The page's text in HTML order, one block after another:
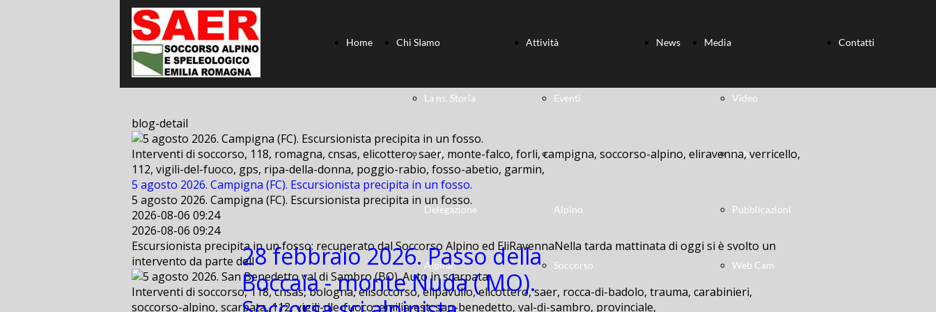
Home Chi SIamo
La ns. Storia
XXV
Delegazione
Alpina
Attività
Eventi
Soccorso
Alpino
Soccorso
News Media
Video
Foto
Pubblicazioni
Web Cam
Contatti
blog-detail
Interventi di soccorso, 118, romagna, cnsas, elicottero, saer, monte-falco, forli, campigna, soccorso-alpino, eliravenna, verricello,
112, vigili-del-fuoco, gps, ripa-della-donna, poggio-rabio, fosso-abetio, garmin,
5 agosto 2026. Campigna (FC). Escursionista precipita in un fosso.
5 agosto 2026. Campigna (FC). Escursionista precipita in un fosso.
2026-08-06 09:24
2026-08-06 09:24
Escursionista precipita in un fosso: recuperato dal Soccorso Alpino ed EliRavennaNella tarda mattinata di oggi si è svolto un
intervento da parte dell
Interventi di soccorso, 118, cnsas, bologna, elisoccorso, elipavullo, elicottero, saer, rocca-di-badolo, trauma, carabinieri,
soccorso-alpino, scarpata, 112, vigili-dle-fuoco, emilia-est, san-benedetto, val-di-sambro, provinciale,
28 febbraio 2026. Passo della
Boccaia - monte Nuda ( MO).